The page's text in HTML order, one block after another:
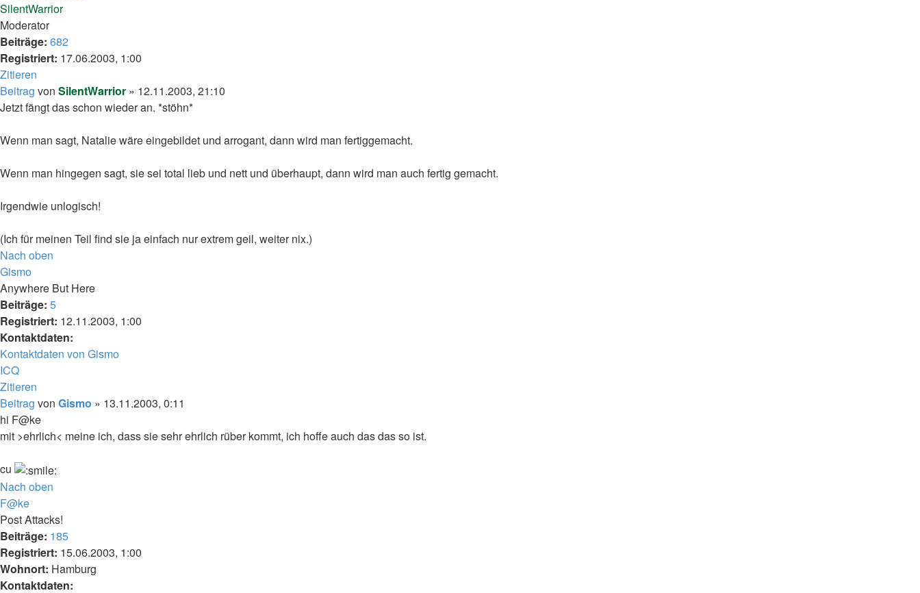
SilentWarrior
Moderator
Beiträge: 682
Registriert: 17.06.2003, 1:00
Zitieren
Beitrag von SilentWarrior » 12.11.2003, 21:10
Jetzt fängt das schon wieder an. *stöhn*
Wenn man sagt, Natalie wäre eingebildet und arrogant, dann wird man fertiggemacht.
Wenn man hingegen sagt, sie sei total lieb und nett und überhaupt, dann wird man auch fertig gemacht.
Irgendwie unlogisch!
(Ich für meinen Teil find sie ja einfach nur extrem geil, weiter nix.)
Nach oben
Gismo
Anywhere But Here
Beiträge: 5
Registriert: 12.11.2003, 1:00
Kontaktdaten:
Kontaktdaten von Gismo
ICQ
Zitieren
Beitrag von Gismo » 13.11.2003, 0:11
hi F@ke
mit >ehrlich< meine ich, dass sie sehr ehrlich rüber kommt, ich hoffe auch das das so ist.
cu
Nach oben
F@ke
Post Attacks!
Beiträge: 185
Registriert: 15.06.2003, 1:00
Wohnort: Hamburg
Kontaktdaten: